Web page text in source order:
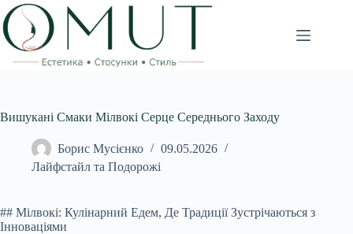
Перейти
до
вмісту
Вишукані Смаки Мілвокі Серце Середнього Заходу
Борис Мусієнко
09.05.2026
Лайфстайл та Подорожі
## Мілвокі: Кулінарний Едем, Де Традиції Зустрічаються з
Інноваціями